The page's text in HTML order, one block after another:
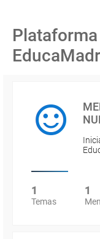
1
Temas
1